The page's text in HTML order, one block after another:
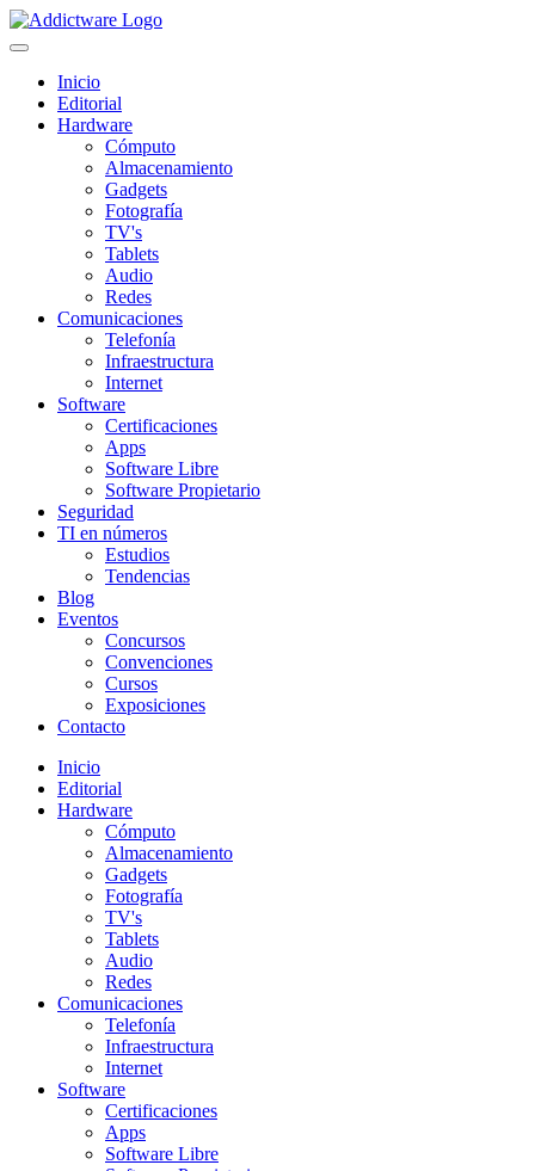
Inicio
Editorial
Hardware
Cómputo
Almacenamiento
Gadgets
Fotografía
TV's
Tablets
Audio
Redes
Comunicaciones
Telefonía
Infraestructura
Internet
Software
Certificaciones
Apps
Software Libre
Software Propietario
Seguridad
TI en números
Estudios
Tendencias
Blog
Eventos
Concursos
Convenciones
Cursos
Exposiciones
Contacto
Inicio
Editorial
Hardware
Cómputo
Almacenamiento
Gadgets
Fotografía
TV's
Tablets
Audio
Redes
Comunicaciones
Telefonía
Infraestructura
Internet
Software
Certificaciones
Apps
Software Libre